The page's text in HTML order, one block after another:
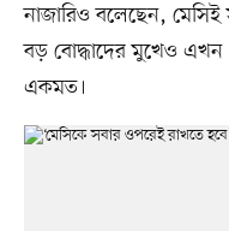
নাজারিও বলেছেন, মেসিই
বড় বোদ্ধাদের মুখেও
একমত।